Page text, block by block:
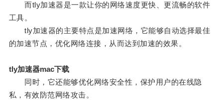
而tly加速器是一款让你的网络速度更快、更流畅的软件
工具。
tly加速器的主要特点是加速网络，它能够自动选择最佳
的加速节点，优化网络连接，从而达到加速的效果。
tly加速器mac下载
同时，它还能够优化网络安全性，保护用户的在线隐
私，有效防范网络攻击。